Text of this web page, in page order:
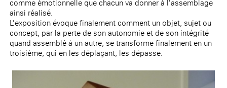
comme émotionnelle que chacun va donner à l’assemblage
ainsi réalisé.
L’exposition évoque finalement comment un objet, sujet ou
concept, par la perte de son autonomie et de son intégrité
quand assemblé à un autre, se transforme finalement en un
troisième, qui en les déplaçant, les dépasse.